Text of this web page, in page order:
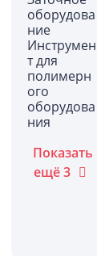
оборудова
ние
Инструмен
т для
полимерн
ого
оборудова
ния
Показать
ещё3